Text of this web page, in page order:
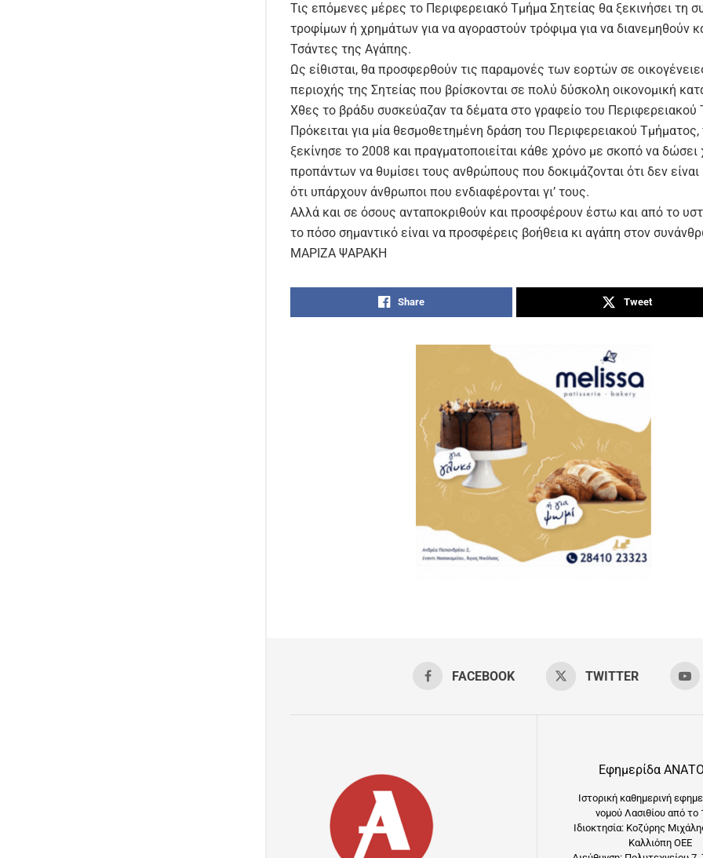
Τις επόμενες μέρες το Περιφερειακό Τμήμα Σητείας θα ξεκινήσει τη
τροφίμων ή χρημάτων για να αγοραστούν τρόφιμα για να διανεμηθούν
Τσάντες της Αγάπης.
Ως είθισται, θα προσφερθούν τις παραμονές των εορτών σε
περιοχής της Σητείας που βρίσκονται σε πολύ δύσκολη οικονομική
Χθες το βράδυ συσκεύαζαν τα δέματα στο γραφείο του Περιφερειακού
Πρόκειται για μία θεσμοθετημένη δράση του Περιφερειακού
ξεκίνησε το 2008 και πραγματοποιείται κάθε χρόνο με σκοπό να δώσει
προπάντων να θυμίσει τους ανθρώπους που δοκιμάζονται ότι δεν είναι
ότι υπάρχουν άνθρωποι που ενδιαφέρονται γι’ τους.
Αλλά και σε όσους ανταποκριθούν και προσφέρουν έστω και από το
το πόσο σημαντικό είναι να προσφέρεις βοήθεια κι αγάπη στον
ΜΑΡΙΖΑ ΨΑΡΑΚΗ
Share Tweet
FACEBOOK TWITTER
Εφημερίδα
Ιστορική καθημερινή
νομού Λασιθίου από το
Ιδιοκτησία: Κοζύρης
Καλλιόπη ΟΕΕ